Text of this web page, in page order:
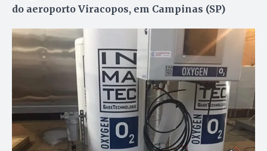
do aeroporto Viracopos, em Campinas (SP)